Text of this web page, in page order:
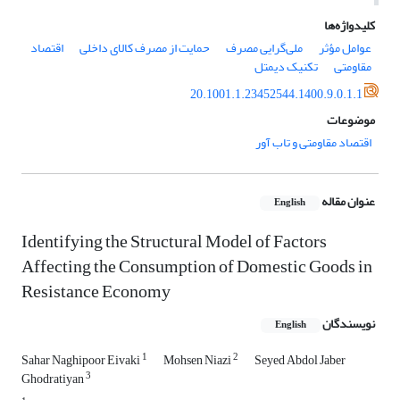
کلیدواژه‌ها
عوامل مؤثر
ملی‏گرایی مصرف حمایت از مصرف کالای داخلی اقتصاد
مقاومتی
تکنیک دیمتل
20.1001.1.23452544.1400.9.0.1.1
موضوعات
اقتصاد مقاومتی و تاب آور
عنوان مقاله English
Identifying the Structural Model of Factors
Affecting the Consumption of Domestic Goods in
Resistance Economy
نویسندگان English
Sahar Naghipoor Eivaki1 Mohsen Niazi2 Seyed Abdol Jaber
Ghodratiyan3